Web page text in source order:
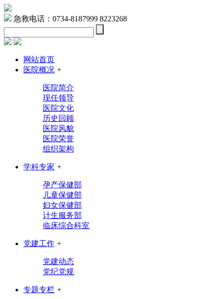
急救电话：0734-8187999 8223268
网站首页
医院概况 +
医院简介
现任领导
医院文化
历史回顾
医院风貌
医院荣誉
组织架构
学科专家 +
孕产保健部
儿童保健部
妇女保健部
计生服务部
临床综合科室
党建工作 +
党建动态
党纪党规
专题专栏 +